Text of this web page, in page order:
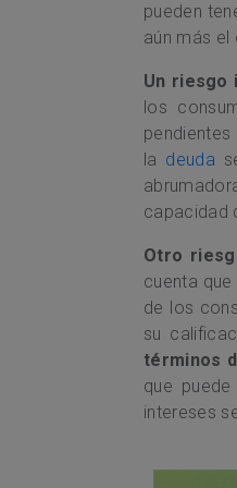
pueden
aún más el
Un riesgo
los
la deuda
capacidad
Otro
cuenta
de los
su
términos
que
intereses